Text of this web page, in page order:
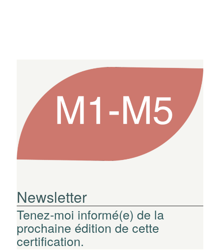
Newsletter
Tenez-moi informé(e) de la
prochaine édition de cette
certification.